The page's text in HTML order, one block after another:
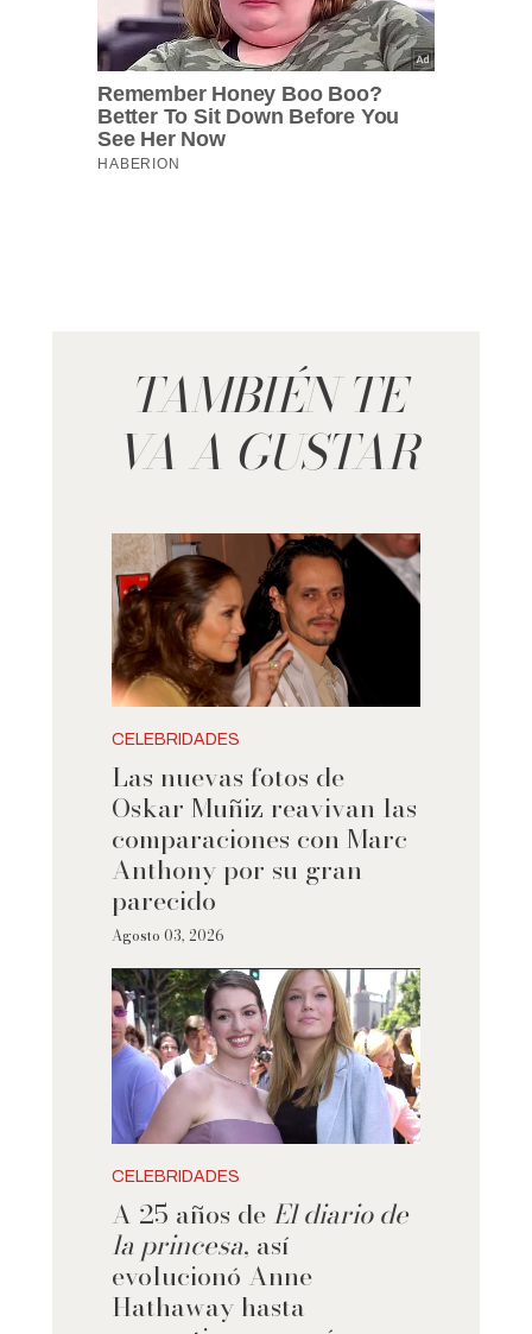
TAMBIÉN TE
VA A GUSTAR
CELEBRIDADES
Las nuevas fotos de
Oskar Muñiz reavivan las
comparaciones con Marc
Anthony por su gran
parecido
Agosto 03, 2026
CELEBRIDADES
A 25 años de El diario de
la princesa, así
evolucionó Anne
Hathaway hasta